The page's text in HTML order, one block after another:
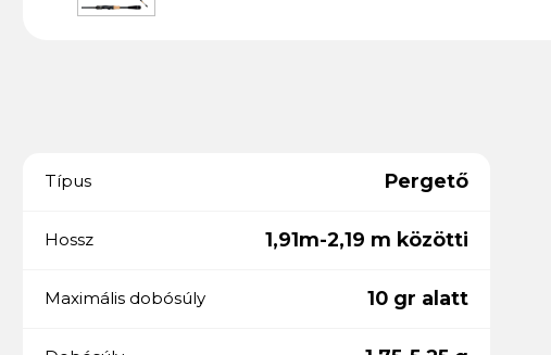
Típus Pergető
Hossz 1,91m-2,19 m közötti
Maximális dobósúly 10 gr alatt